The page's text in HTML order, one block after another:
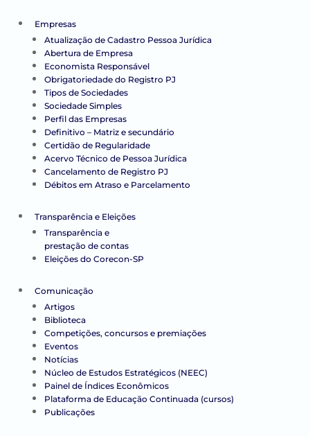
Empresas
Atualização de Cadastro Pessoa Jurídica
Abertura de Empresa
Economista Responsável
Obrigatoriedade do Registro PJ
Tipos de Sociedades
Sociedade Simples
Perfil das Empresas
Definitivo – Matriz e secundário
Certidão de Regularidade
Acervo Técnico de Pessoa Jurídica
Cancelamento de Registro PJ
Débitos em Atraso e Parcelamento
Transparência e Eleições
Transparência e
prestação de contas
Eleições do Corecon-SP
Comunicação
Artigos
Biblioteca
Competições, concursos e premiações
Eventos
Notícias
Núcleo de Estudos Estratégicos (NEEC)
Painel de Índices Econômicos
Plataforma de Educação Continuada (cursos)
Publicações